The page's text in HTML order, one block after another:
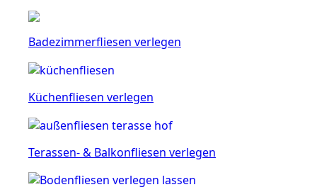
Badezimmerfliesen verlegen
Küchenfliesen verlegen
Terassen- & Balkonfliesen verlegen